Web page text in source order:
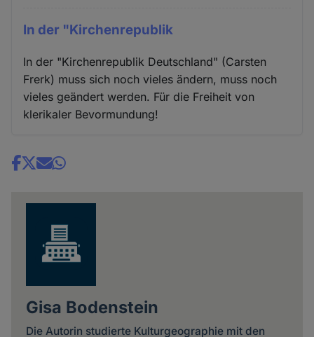
In der "Kirchenrepublik
In der "Kirchenrepublik Deutschland" (Carsten
Frerk) muss sich noch vieles ändern, muss noch
vieles geändert werden. Für die Freiheit von
klerikaler Bevormundung!
Share
Gisa Bodenstein
Die Autorin studierte Kulturgeographie mit den